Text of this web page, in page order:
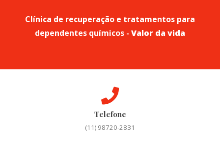
Clínica de recuperação e tratamentos para
dependentes químicos - Valor da vida
Telefone
(11) 98720-2831